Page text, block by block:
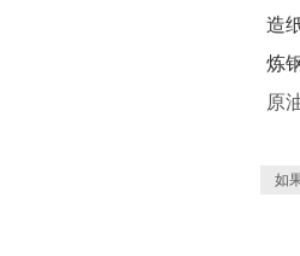
造
炼
原
如